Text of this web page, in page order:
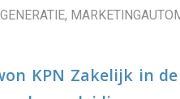
,
KPN Zakelijk in